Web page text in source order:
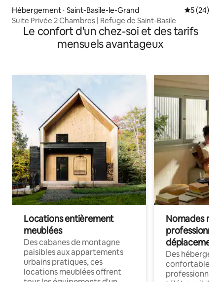
Hébergement ⋅ Saint-Basile-le-Grand
5 (24)
Suite Privée 2 Chambres | Refuge de Saint-Basile
Le confort d'un chez-soi et des tarifs
mensuels avantageux
Locations entièrement
meublées
Des cabanes de montagne
paisibles aux appartements
urbains pratiques, ces
locations meublées offrent
Nomades
déplacement
Des
confortables
professionnels